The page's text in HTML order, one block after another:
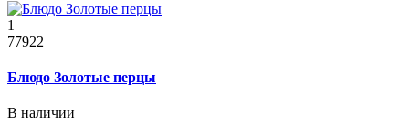
1
77922
Блюдо Золотые перцы
В наличии